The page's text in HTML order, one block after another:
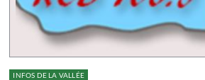
INFOS DE LA VALLÉE